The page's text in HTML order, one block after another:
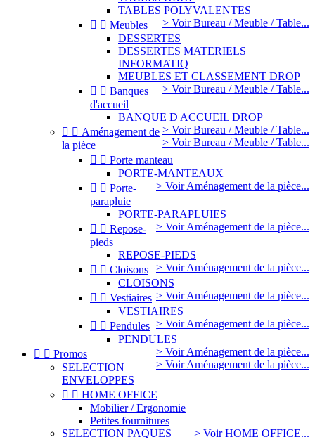
TABLES POLYVALENTES
> Voir Bureau / Meuble / Table...
  Meubles
DESSERTES
DESSERTES MATERIELS
INFORMATIQ
MEUBLES ET CLASSEMENT DROP
> Voir Bureau / Meuble / Table...
  Banques
d'accueil
BANQUE D ACCUEIL DROP
> Voir Bureau / Meuble / Table...
> Voir Bureau / Meuble / Table...
  Aménagement de
la pièce
  Porte manteau
PORTE-MANTEAUX
> Voir Aménagement de la pièce...
  Porte-
parapluie
PORTE-PARAPLUIES
> Voir Aménagement de la pièce...
  Repose-
pieds
REPOSE-PIEDS
> Voir Aménagement de la pièce...
  Cloisons
CLOISONS
> Voir Aménagement de la pièce...
  Vestiaires
VESTIAIRES
> Voir Aménagement de la pièce...
  Pendules
PENDULES
> Voir Aménagement de la pièce...
> Voir Aménagement de la pièce...
  Promos
SELECTION
ENVELOPPES
  HOME OFFICE
Mobilier / Ergonomie
Petites fournitures
> Voir HOME OFFICE...
SELECTION PAQUES